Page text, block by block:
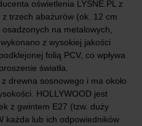
oświetlenia LYSNE.PL z
z trzech abażurów (ok. 12 cm
na metalowych,
z wysokiej jakości
folią PCV, co wpływa
światła.
drewna sosnowego i ma około
HOLLYWOOD jest
z gwintem E27 (tzw. duży
każda lub ich odpowiedników